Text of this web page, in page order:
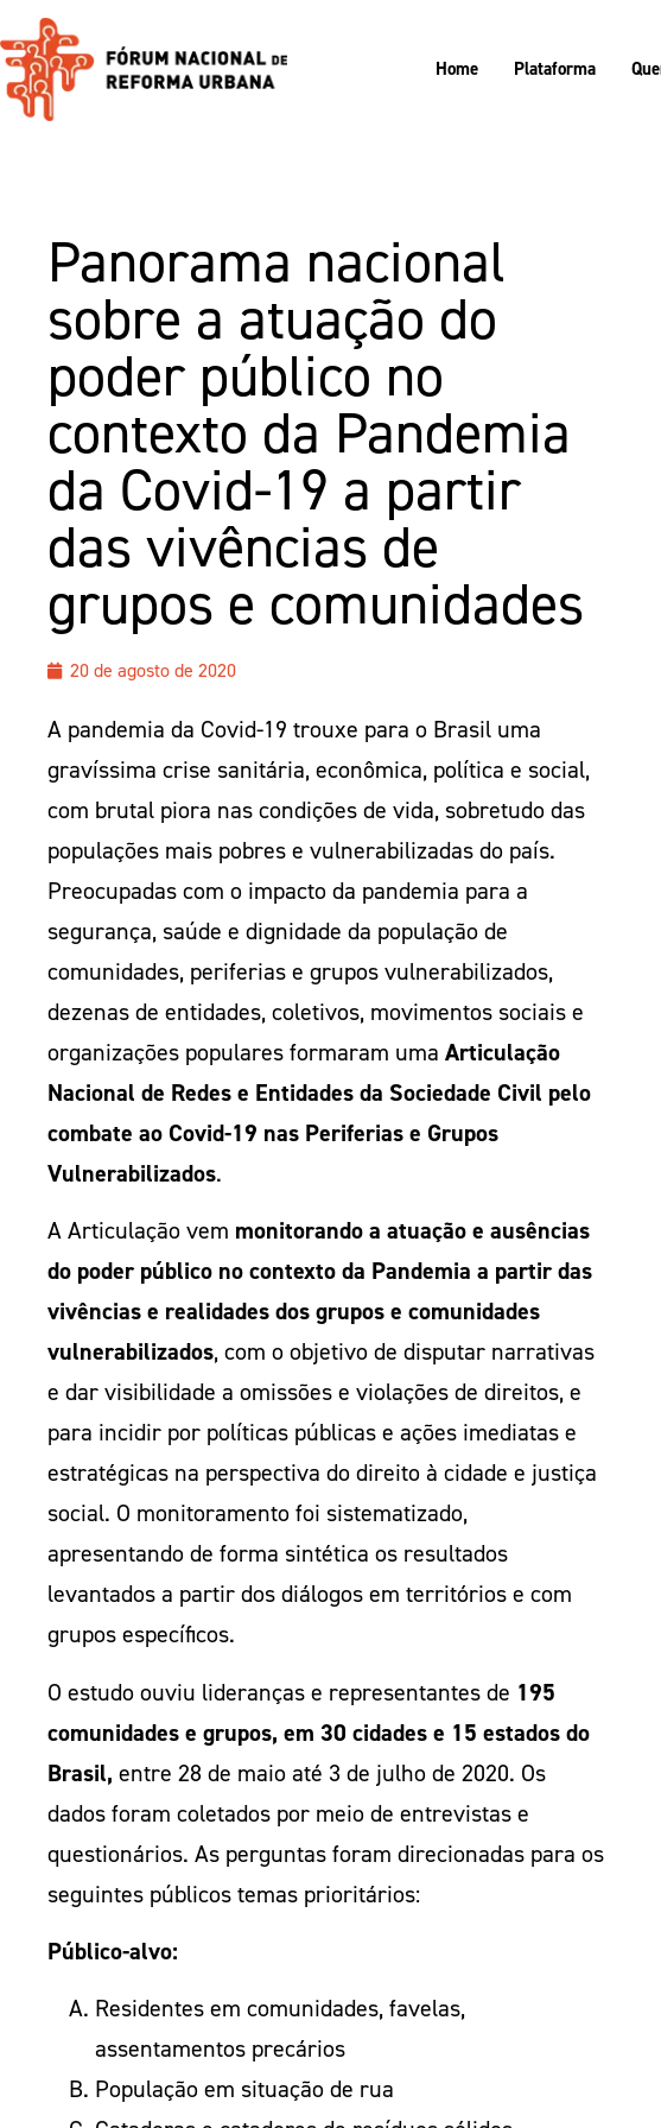
Home Plataforma
Panorama nacional
sobre a atuação do
poder público no
contexto da Pandemia
da Covid-19 a partir
das vivências de
grupos e comunidades
20 de agosto de 2020
A pandemia da Covid-19 trouxe para o Brasil uma
gravíssima crise sanitária, econômica, política e social,
com brutal piora nas condições de vida, sobretudo das
populações mais pobres e vulnerabilizadas do país.
Preocupadas com o impacto da pandemia para a
segurança, saúde e dignidade da população de
comunidades, periferias e grupos vulnerabilizados,
dezenas de entidades, coletivos, movimentos sociais e
organizações populares formaram uma Articulação
Nacional de Redes e Entidades da Sociedade Civil pelo
combate ao Covid-19 nas Periferias e Grupos
Vulnerabilizados.
A Articulação vem monitorando a atuação e ausências
do poder público no contexto da Pandemia a partir das
vivências e realidades dos grupos e comunidades
vulnerabilizados, com o objetivo de disputar narrativas
e dar visibilidade a omissões e violações de direitos, e
para incidir por políticas públicas e ações imediatas e
estratégicas na perspectiva do direito à cidade e justiça
social. O monitoramento foi sistematizado,
apresentando de forma sintética os resultados
levantados a partir dos diálogos em territórios e com
grupos específicos.
O estudo ouviu lideranças e representantes de 195
comunidades e grupos, em 30 cidades e 15 estados do
Brasil, entre 28 de maio até 3 de julho de 2020. Os
dados foram coletados por meio de entrevistas e
questionários. As perguntas foram direcionadas para os
seguintes públicos temas prioritários:
Público-alvo:
Residentes em comunidades, favelas,
assentamentos precários
População em situação de rua